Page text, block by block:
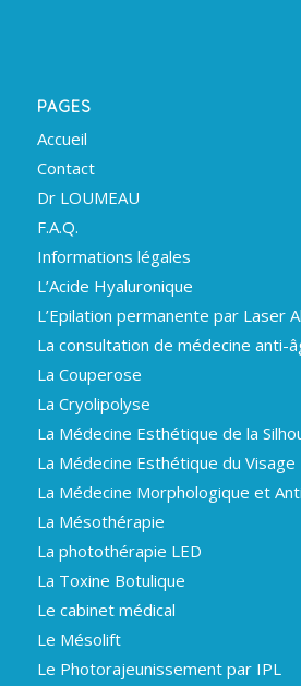
PAGES
Accueil
Contact
Dr LOUMEAU
F.A.Q.
Informations légales
L’Acide Hyaluronique
L’Epilation permanente par Laser
La consultation de médecine anti-
La Couperose
La Cryolipolyse
La Médecine Esthétique de la
La Médecine Esthétique du Visage
La Médecine Morphologique et
La Mésothérapie
La photothérapie LED
La Toxine Botulique
Le cabinet médical
Le Mésolift
Le Photorajeunissement par IPL